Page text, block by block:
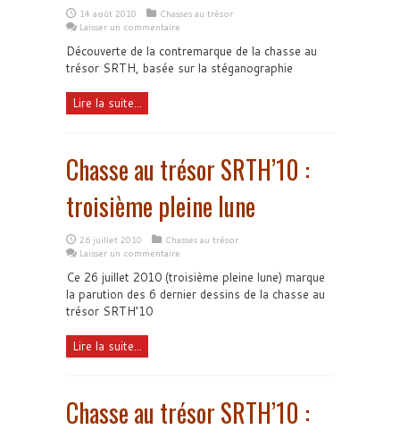
14 août 2010
Chasses au trésor
Laisser un commentaire
Découverte de la contremarque de la chasse au
trésor SRTH, basée sur la stéganographie
Lire la suite...
Chasse au trésor SRTH’10 :
troisième pleine lune
26 juillet 2010
Chasses au trésor
Laisser un commentaire
Ce 26 juillet 2010 (troisième pleine lune) marque
la parution des 6 dernier dessins de la chasse au
trésor SRTH’10
Lire la suite...
Chasse au trésor SRTH’10 :